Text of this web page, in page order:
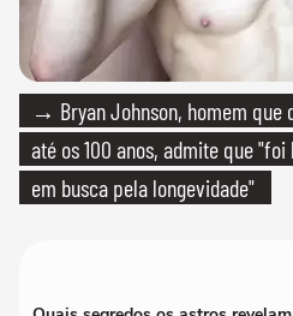
→ Bryan Johnson, homem que
até os 100 anos, admite que "foi
em busca pela longevidade"